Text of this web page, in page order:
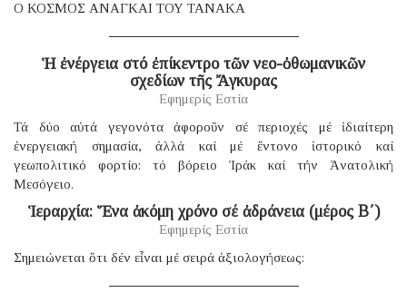
Ο ΚΟΣΜΟΣ ΑΝΑΓΚΑΙ ΤΟΥ ΤΑΝΑΚΑ
Ἡ ἐνέργεια στό ἐπίκεντρο τῶν νεο-ὀθωμανικῶν
σχεδίων τῆς Ἄγκυρας
Εφημερίς Εστία
Τά δύο αὐτά γεγονότα ἀφοροῦν σέ περιοχές μέ ἰδιαίτερη
ἐνεργειακή σημασία, ἀλλά καί μέ ἔντονο ἱστορικό καί
γεωπολιτικό φορτίο: τό βόρειο Ἰράκ καί τήν Ἀνατολική
Μεσόγειο.
Ἱεραρχία: Ἕνα ἀκόμη χρόνο σέ ἀδράνεια (μέρος B΄)
Εφημερίς Εστία
Σημειώνεται ὅτι δέν εἶναι μέ σειρά ἀξιολογήσεως: